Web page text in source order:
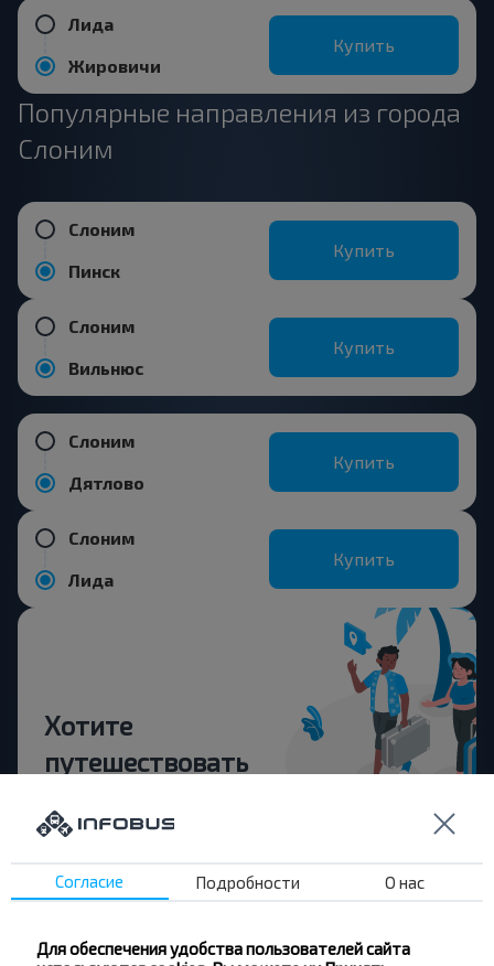
Лида
Жировичи
Купить
Популярные направления из города
Слоним
Слоним
Пинск
Купить
Слоним
Вильнюс
Купить
Слоним
Дятлово
Купить
Слоним
Лида
Купить
Хотите
путешествовать
другие интересные предложения INFOBUS.
Подпишись на получение новостей и
Согласие Подробности О нас
Для обеспечения удобства пользователей сайта